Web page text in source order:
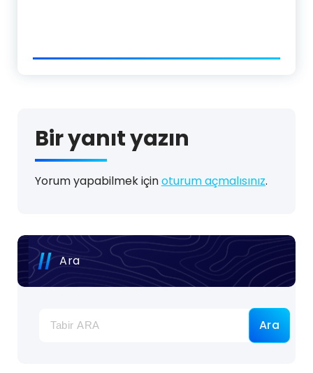
Bir yanıt yazın
Yorum yapabilmek içinoturum açmalısınız.
Ara
Ara